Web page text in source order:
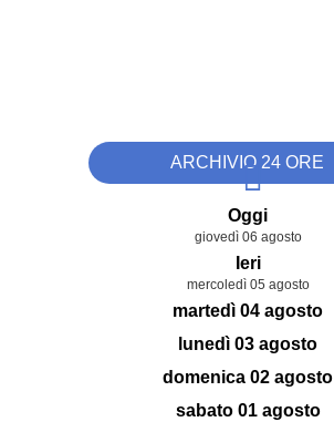
ARCHIVIO 24 ORE
Oggi
giovedì 06 agosto
Ieri
mercoledì 05 agosto
martedì 04 agosto
lunedì 03 agosto
domenica 02 agosto
sabato 01 agosto